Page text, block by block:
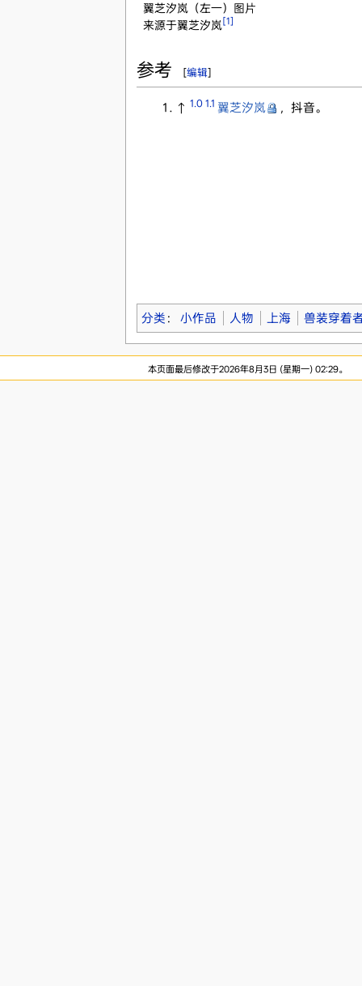
翼芝汐岚（左一）图片
来源于翼芝汐岚[1]
参考 [编辑]
↑ 1.0 1.1 翼芝汐岚 ，抖音。
分类 ： 小作品 人物 上海 兽装穿着
本页面最后修改于2026年8月3日 (星期一) 02:29。